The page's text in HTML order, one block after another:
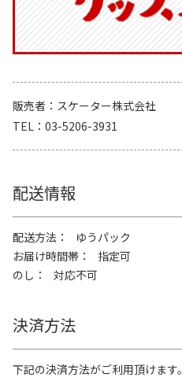
販売者
スケーター株式会社
TEL
03-5206-3931
配送情報
配送方法
ゆうパック
お届け時間帯
指定可
のし
対応不可
決済方法
下記の決済方法がご利用頂けます。